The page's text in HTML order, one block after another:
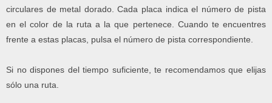
circulares de metal dorado. Cada placa indica el número de pista
en el color de la ruta a la que pertenece. Cuando te encuentres
frente a estas placas, pulsa el número de pista correspondiente.
Si no dispones del tiempo suficiente, te recomendamos que elijas
sólo una ruta.